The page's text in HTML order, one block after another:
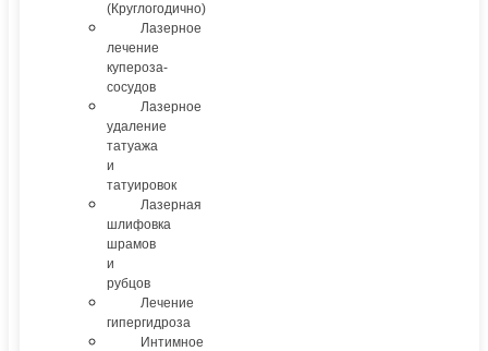
(Круглогодично)
Лазерное
лечение
купероза-
сосудов
Лазерное
удаление
татуажа
и
татуировок
Лазерная
шлифовка
шрамов
и
рубцов
Лечение
гипергидроза
Интимное